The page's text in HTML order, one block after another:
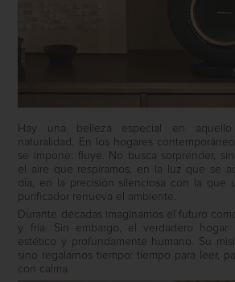
Hay una belleza especial en
naturalidad. En los hogares
se impone: fluye. No busca sorprender,
el aire que respiramos, en la luz que se
día, en la precisión silenciosa con la que
purificador renueva el ambiente.
Durante décadas imaginamos el futuro
y fría. Sin embargo, el verdadero hogar
estético y profundamente humano. Su
sino regalarnos tiempo: tiempo para leer,
con calma.